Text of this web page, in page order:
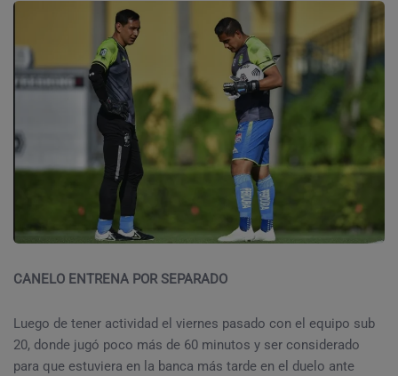
CANELO ENTRENA POR SEPARADO
Luego de tener actividad el viernes pasado con el equipo sub
20, donde jugó poco más de 60 minutos y ser considerado
para que estuviera en la banca más tarde en el duelo ante